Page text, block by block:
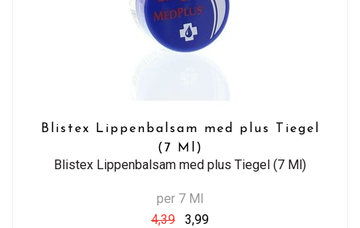
Blistex Lippenbalsam med plus Tiegel
(7 Ml)
Blistex Lippenbalsam med plus Tiegel (7 Ml)
per 7 Ml
4,39
3,99